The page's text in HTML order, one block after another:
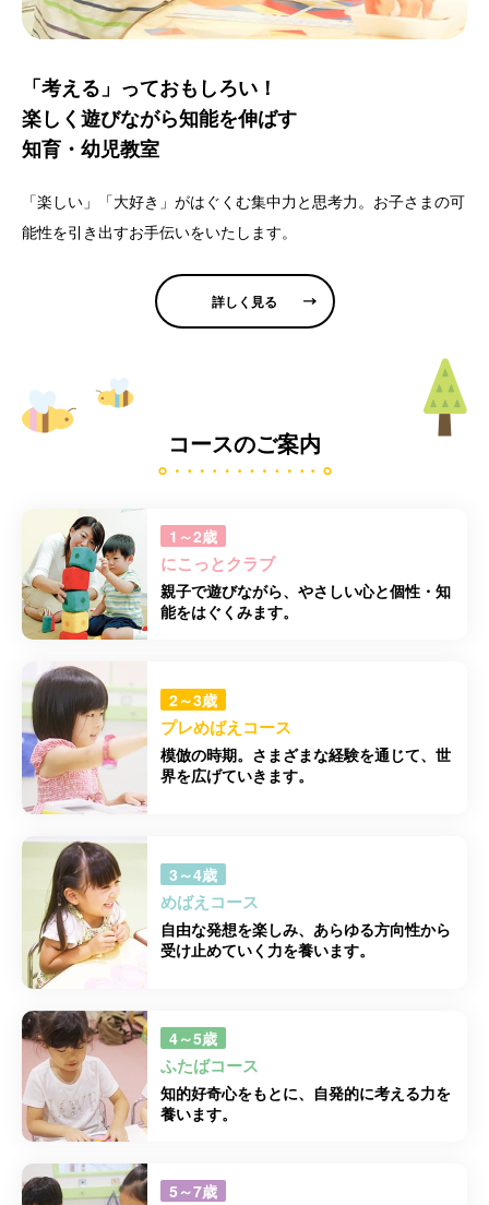
「考える」っておもしろい！
楽しく遊びながら知能を伸ばす
知育・幼児教室
「楽しい」「大好き」がはぐくむ集中力と思考力。お子さまの可
能性を引き出すお手伝いをいたします。
詳しく見る
コースのご案内
1～2歳
にこっとクラブ
親子で遊びながら、やさしい心と個性・知
能をはぐくみます。
2～3歳
プレめばえコース
模倣の時期。さまざまな経験を通じて、世
界を広げていきます。
3～4歳
めばえコース
自由な発想を楽しみ、あらゆる方向性から
受け止めていく力を養います。
4～5歳
ふたばコース
知的好奇心をもとに、自発的に考える力を
養います。
5～7歳